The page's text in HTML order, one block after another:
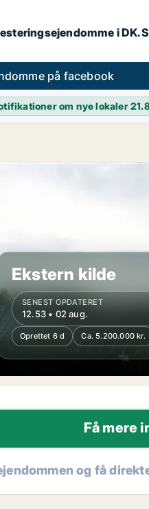
i DK.
på facebook
om nye lokaler
Ekstern kilde
SENEST OPDATERET
12.53 • 02 aug.
Oprettet 6 d Ca. 5.200.000 kr.
Få mere
og få